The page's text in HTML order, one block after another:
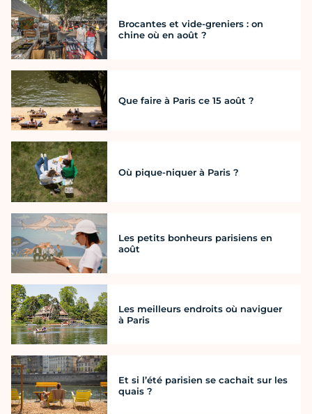
Brocantes et vide-greniers : on
chine où en août ?
Que faire à Paris ce 15 août ?
Où pique-niquer à Paris ?
Les petits bonheurs parisiens en
août
Les meilleurs endroits où naviguer
à Paris
Et si l’été parisien se cachait sur les
quais ?